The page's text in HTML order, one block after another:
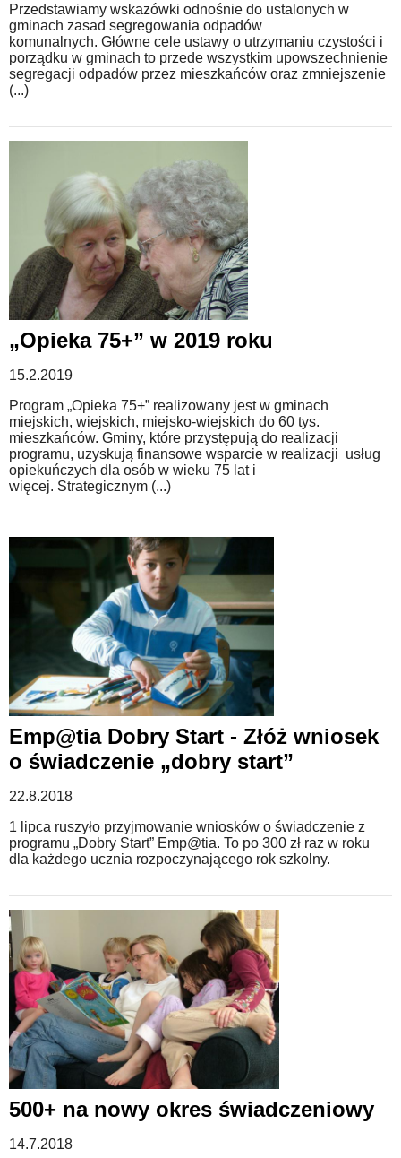
Przedstawiamy wskazówki odnośnie do ustalonych w
gminach zasad segregowania odpadów
komunalnych. Główne cele ustawy o utrzymaniu czystości i
porządku w gminach to przede wszystkim upowszechnienie
segregacji odpadów przez mieszkańców oraz zmniejszenie
(...)
„Opieka 75+” w 2019 roku
15.2.2019
Program „Opieka 75+” realizowany jest w gminach
miejskich, wiejskich, miejsko-wiejskich do 60 tys.
mieszkańców. Gminy, które przystępują do realizacji
programu, uzyskują finansowe wsparcie w realizacji usług
opiekuńczych dla osób w wieku 75 lat i
więcej. Strategicznym (...)
Emp@tia Dobry Start - Złóż wniosek
o świadczenie „dobry start”
22.8.2018
1 lipca ruszyło przyjmowanie wniosków o świadczenie z
programu „Dobry Start” Emp@tia. To po 300 zł raz w roku
dla każdego ucznia rozpoczynającego rok szkolny.
500+ na nowy okres świadczeniowy
14.7.2018